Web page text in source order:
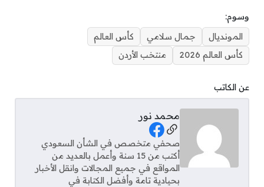
وسوم:
المونديال
جمال سلامي
كأس العالم
كأس العالم 2026
منتخب الأردن
عن الكاتب
محمد نور
Social Links
صحفي متخصص في الشأن السعودي
أكتب من 15 سنة وأعمل بالعديد من
المواقع في جميع المجالات وانقل الأخبار
بحيادية تامة وأفضل الكتابة في